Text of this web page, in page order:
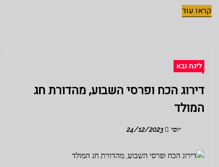
קראו עוד
ליגת נבא
דירוג הכח ופרסי השבוע, מהדורת חג
המולד
יוסי